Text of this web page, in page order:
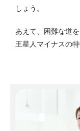
しょう。
あえて、困難な道
王星人マイナスの特